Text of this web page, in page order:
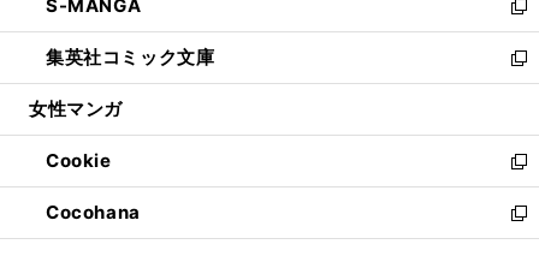
く
で
開
く
ド
ウ
で
開
ィ
ン
ド
ウ
開
く
い
ウ
ィ
ン
ウ
で
開
く
S-MANGA
新
し
い
ウ
ン
ド
ウ
で
開
集英社コミック文庫
新
し
ウ
ィ
ン
ド
ウ
女性マンガ
Cookie
新
し
い
ウ
Cocohana
新
し